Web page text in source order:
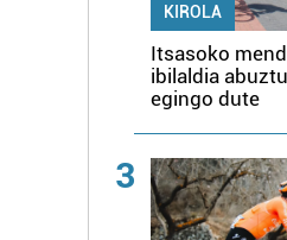
KIROLA
Itsasoko
ibilaldia
egingo dute
3